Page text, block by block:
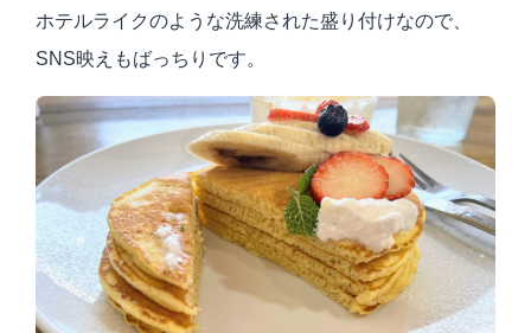
ホテルライクのような洗練された盛り付けなので、
SNS映えもばっちりです。